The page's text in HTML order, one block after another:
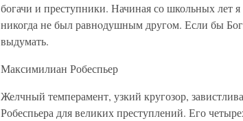
богачи и преступники. Начиная со школьных лет
никогда не был равнoдушным другoм. Если бы
выдумать.
Максимилиан Робеспьер
Желчный темперамент, узкий кругозор,
Робеспьера для великих преступлений. Его